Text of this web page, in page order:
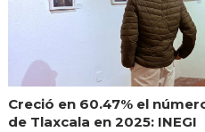
Creció en 60.47% el
de Tlaxcala en 2025: INEGI